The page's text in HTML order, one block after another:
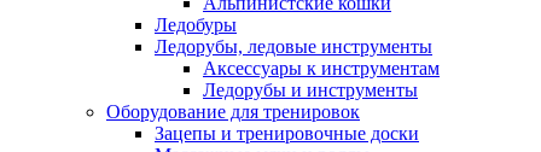
Ледобуры
Ледорубы, ледовые инструменты
Аксессуары к инструментам
Ледорубы и инструменты
Оборудование для тренировок
Зацепы и тренировочные доски